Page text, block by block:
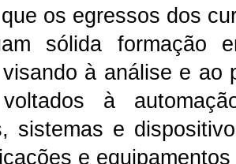
os egressos dos
sólida formação
à análise e ao
voltados à
sistemas e
e